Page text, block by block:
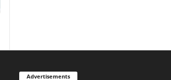
Advertisements